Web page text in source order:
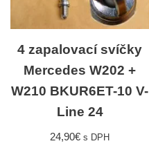
4 zapalovací svíčky
Mercedes W202 +
W210 BKUR6ET-10 V-
Line 24
24,90€ s DPH